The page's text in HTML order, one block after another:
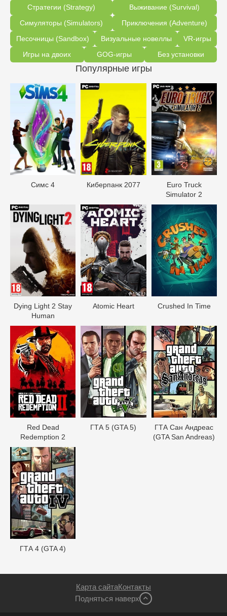
Стратегии (Strategy)
Выживание (Survival)
Симуляторы (Simulators)
Приключения (Adventure)
Песочницы (Sandbox)
Визуальные новеллы
VR-игры
Игры на двоих
GOG-игры Без установки
Популярные игры
Симс 4 Киберпанк 2077
Euro Truck
Simulator 2
Dying Light 2 Stay
Human
Atomic Heart Crushed In Time
Red Dead
Redеmption 2
ГТА 5 (GTA 5)
ГТА Сан Андреас
(GTA San Andreas)
ГТА 4 (GTA 4)
Карта сайтаКонтакты
Подняться наверх